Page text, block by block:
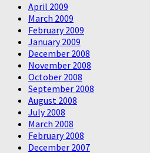
April 2009
March 2009
February 2009
January 2009
December 2008
November 2008
October 2008
September 2008
August 2008
July 2008
March 2008
February 2008
December 2007